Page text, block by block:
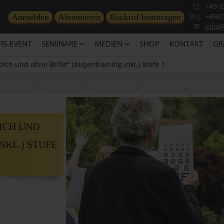
Anmelden Abonnieren Rückruf beantragen
+49
EVENT SEMINARE MEDIEN SHOP KONTAKT
und ohne Brille" (Augentraining inkl.) Stufe 1
UND
STUFE